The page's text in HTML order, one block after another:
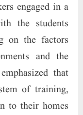
engaged in a
the students
on the factors
and the
that
of training,
to their homes